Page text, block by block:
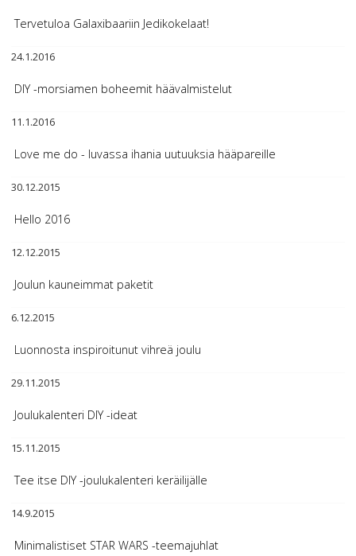
Tervetuloa Galaxibaariin Jedikokelaat!
24.1.2016
DIY -morsiamen boheemit häävalmistelut
11.1.2016
Love me do - luvassa ihania uutuuksia hääpareille
30.12.2015
Hello 2016
12.12.2015
Joulun kauneimmat paketit
6.12.2015
Luonnosta inspiroitunut vihreä joulu
29.11.2015
Joulukalenteri DIY -ideat
15.11.2015
Tee itse DIY -joulukalenteri keräilijälle
14.9.2015
Minimalistiset STAR WARS -teemajuhlat